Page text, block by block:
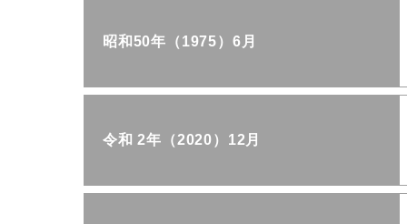
昭和50年（1975）6月
令和 2年（2020）12月